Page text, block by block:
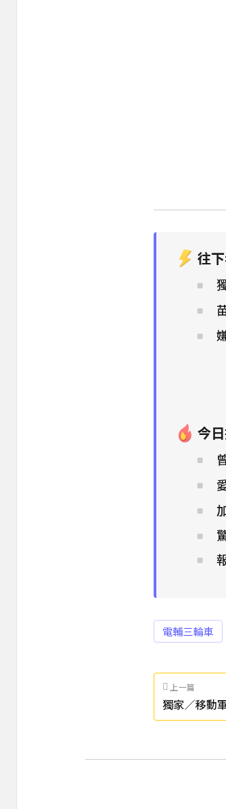
往
今
電輔三輪車
上一篇
獨家／移動
刀棍槍械